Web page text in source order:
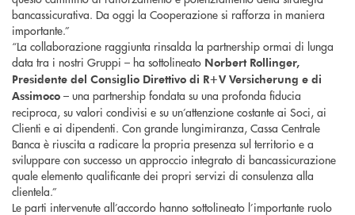
bancassicurativa. Da oggi la Cooperazione si rafforza in maniera
importante.”
“La collaborazione raggiunta rinsalda la partnership ormai di lunga
data tra i nostri Gruppi – ha sottolineato Norbert Rollinger,
Presidente del Consiglio Direttivo di R+V Versicherung e di
Assimoco – una partnership fondata su una profonda fiducia
reciproca, su valori condivisi e su un’attenzione costante ai Soci, ai
Clienti e ai dipendenti. Con grande lungimiranza, Cassa Centrale
Banca è riuscita a radicare la propria presenza sul territorio e a
sviluppare con successo un approccio integrato di bancassicurazione
quale elemento qualificante dei propri servizi di consulenza alla
clientela.”
Le parti intervenute all’accordo hanno sottolineato l’importante ruolo